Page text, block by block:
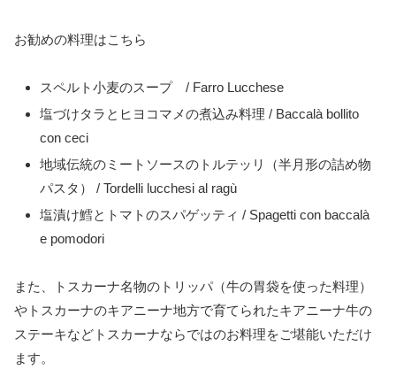
お勧めの料理はこちら
スペルト小麦のスープ / Farro Lucchese
塩づけタラとヒヨコマメの煮込み料理 / Baccalà bollito
con ceci
地域伝統のミートソースのトルテッリ（半月形の詰め物
パスタ） / Tordelli lucchesi al ragù
塩漬け鱈とトマトのスパゲッティ / Spagetti con baccalà
e pomodori
また、トスカーナ名物のトリッパ（牛の胃袋を使った料理）
やトスカーナのキアニーナ地方で育てられたキアニーナ牛の
ステーキなどトスカーナならではのお料理をご堪能いただけ
ます。